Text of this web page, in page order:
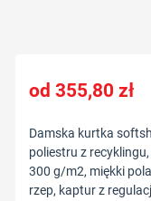
355,80zł
Damska kurtka
poliestru z
300 g/m2, miękki
rzep, kaptur z